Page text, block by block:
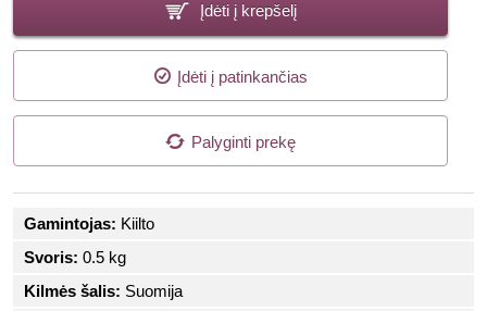
Įdėti į krepšelį
Įdėti į patinkančias
Palyginti prekę
Gamintojas: Kiilto
Svoris: 0.5 kg
Kilmės šalis: Suomija